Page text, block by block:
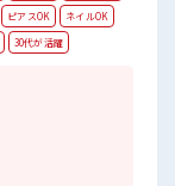
ピアスOK
ネイルOK
30代が活躍